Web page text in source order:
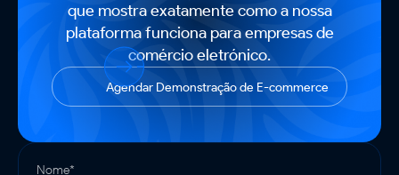
que mostra exatamente como a nossa
plataforma funciona para empresas de
comércio eletrónico.
Agendar Demonstração de E-commerce
Nome*